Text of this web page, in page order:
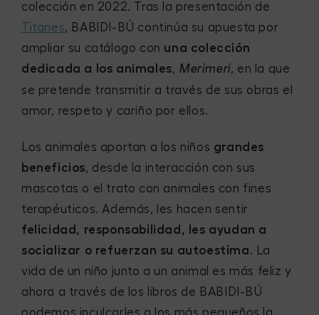
colección en 2022. Tras la presentación de
Titanes, BABIDI-BÚ continúa su apuesta por
ampliar su catálogo con una colección
dedicada a los animales, Merimeri, en la que
se pretende transmitir a través de sus obras el
amor, respeto y cariño por ellos.
Los animales aportan a los niños grandes
beneficios, desde la interacción con sus
mascotas o el trato con animales con fines
terapéuticos. Además, les hacen sentir
felicidad, responsabilidad, les ayudan a
socializar o refuerzan su autoestima. La
vida de un niño junto a un animal es más feliz y
ahora a través de los libros de BABIDI-BÚ
podemos inculcarles a los más pequeños la